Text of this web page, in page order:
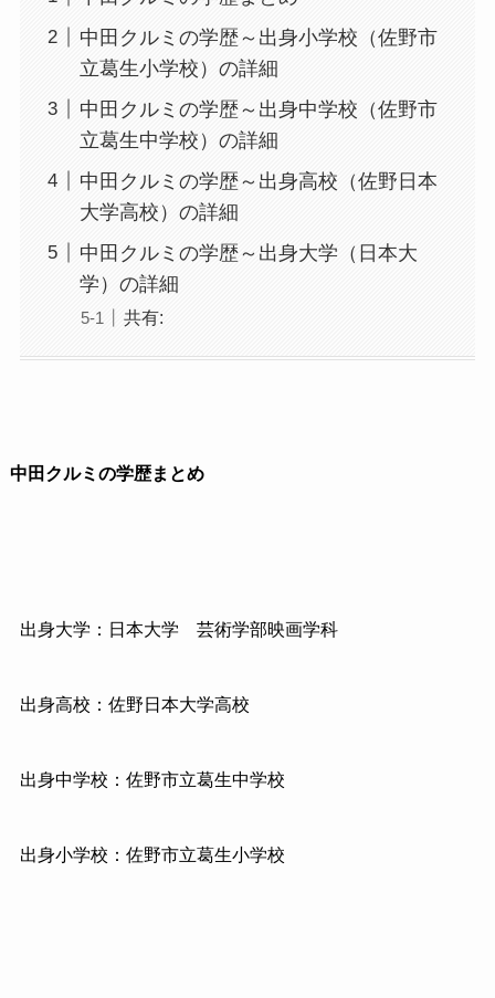
中田クルミの学歴～出身小学校（佐野市
立葛生小学校）の詳細
中田クルミの学歴～出身中学校（佐野市
立葛生中学校）の詳細
中田クルミの学歴～出身高校（佐野日本
大学高校）の詳細
中田クルミの学歴～出身大学（日本大
学）の詳細
共有:
中田クルミの学歴まとめ
出身大学：日本大学 芸術学部映画学科
出身高校：佐野日本大学高校
出身中学校：佐野市立葛生中学校
出身小学校：佐野市立葛生小学校